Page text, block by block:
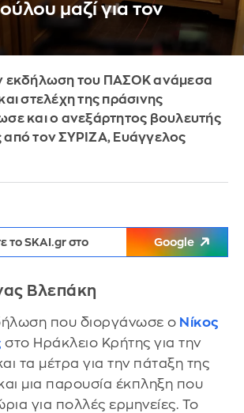
μαζί για τον
εκδήλωση του ΠΑΣΟΚ ανάμεσα
στελέχη της πράσινης
και ο ανεξάρτητος βουλευτής
από τον ΣΥΡΙΖΑ, Ευάγγελος
το SKAI.gr στο Google
Βλεπάκη
που διοργάνωσε ο Νίκος
στο Ηράκλειο Κρήτης για την
τα μέτρα για την πάταξη της
μια παρουσία έκπληξη που
για πολλές ερμηνείες. Το